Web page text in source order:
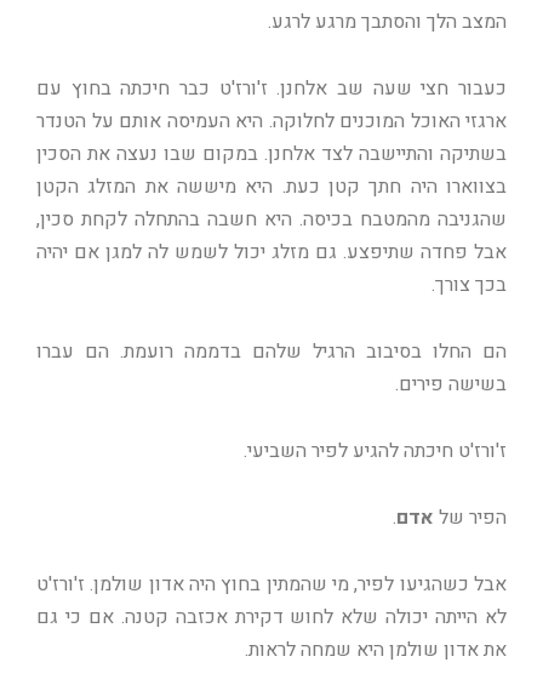
המצב הלך והסתבך מרגע לרגע.
כעבור חצי שעה שב אלחנן. ז'ורז'ט כבר חיכתה בחוץ עם
ארגזי האוכל המוכנים לחלוקה. היא העמיסה אותם על הטנדר
בשתיקה והתיישבה לצד אלחנן. במקום שבו נעצה את הסכין
בצווארו היה חתך קטן כעת. היא מיששה את המזלג הקטן
שהגניבה מהמטבח בכיסה. היא חשבה בהתחלה לקחת סכין,
אבל פחדה שתיפצע. גם מזלג יכול לשמש לה למגן אם יהיה
בכך צורך.
הם החלו בסיבוב הרגיל שלהם בדממה רועמת. הם עברו
בשישה פירים.
ז'ורז'ט חיכתה להגיע לפיר השביעי.
הפיר של אדם.
אבל כשהגיעו לפיר, מי שהמתין בחוץ היה אדון שולמן. ז'ורז'ט
לא הייתה יכולה שלא לחוש דקירת אכזבה קטנה. אם כי גם
את אדון שולמן היא שמחה לראות.